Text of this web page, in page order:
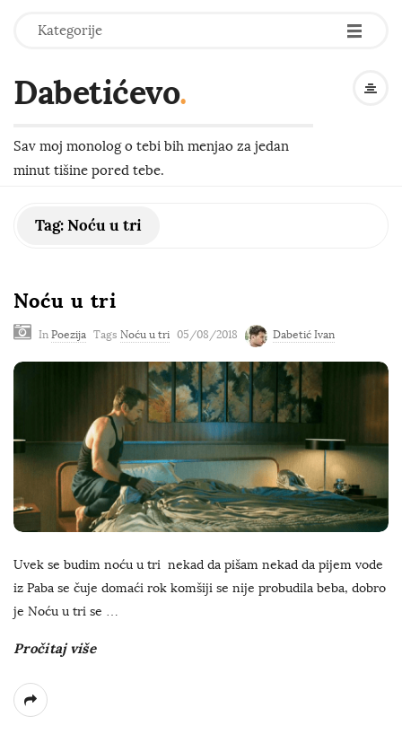
Kategorije -
-
-
Dabetićevo.
Sav moj monolog o tebi bih menjao za jedan
minut tišine pored tebe.
Tag:Noću u tri
Noću u tri
In Poezija Tags Noću u tri 05/08/2018 Dabetić Ivan
Uvek se budim noću u tri nekad da pišam nekad da pijem vode
iz Paba se čuje domaći rok komšiji se nije probudila beba, dobro
je Noću u tri se …
Pročitaj više